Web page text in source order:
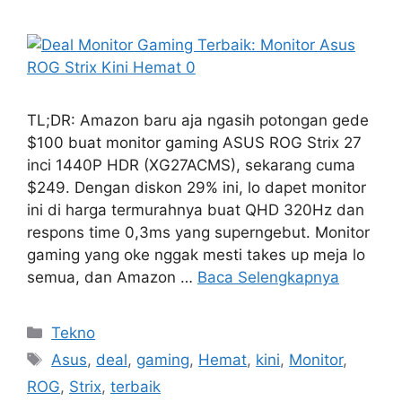
TL;DR: Amazon baru aja ngasih potongan gede
$100 buat monitor gaming ASUS ROG Strix 27
inci 1440P HDR (XG27ACMS), sekarang cuma
$249. Dengan diskon 29% ini, lo dapet monitor
ini di harga termurahnya buat QHD 320Hz dan
respons time 0,3ms yang superngebut. Monitor
gaming yang oke nggak mesti takes up meja lo
semua, dan Amazon … Baca Selengkapnya
Kategori
Tekno
Tag
Asus, deal, gaming, Hemat, kini, Monitor,
ROG, Strix, terbaik